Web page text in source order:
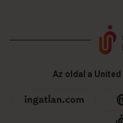
Az oldal a